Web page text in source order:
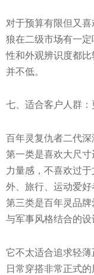
对于预算有限但又
狼在二级市场有一
性和外观辨识度都
并不低。
七、适合客户人群
百年灵复仇者二代深
第一类是喜欢大尺
力量感，不喜欢过
外、旅行、运动爱好
第三类是百年灵品
与军事风格结合的设
它不太适合追求轻薄
日常穿搭非常正式